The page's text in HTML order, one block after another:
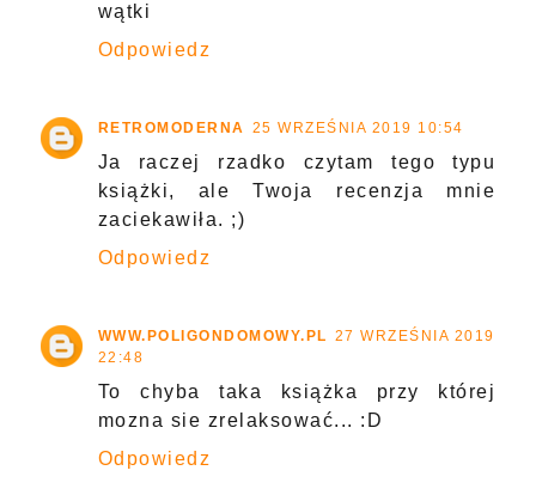
wątki
Odpowiedz
RETROMODERNA 25 WRZEŚNIA 2019 10:54
Ja raczej rzadko czytam tego typu
książki, ale Twoja recenzja mnie
zaciekawiła. ;)
Odpowiedz
WWW.POLIGONDOMOWY.PL 27 WRZEŚNIA 2019
22:48
To chyba taka książka przy której
mozna sie zrelaksować... :D
Odpowiedz